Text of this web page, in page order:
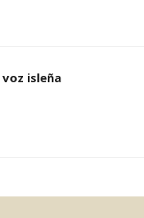
voz isleña